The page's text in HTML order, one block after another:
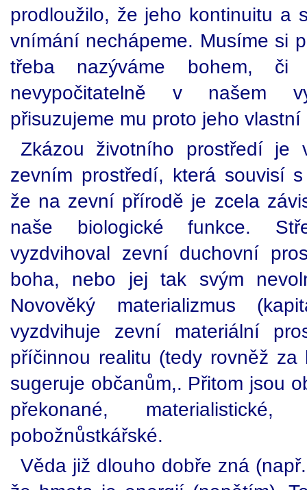
prodloužilo, že jeho kontinuitu a
vnímání nechápeme. Musíme si
třeba nazýváme bohem, či
nevypočitatelně v našem
přisuzujeme mu proto jeho
Zkázou životního prostředí je
zevním prostředí, která souvisí
že na zevní přírodě je zcela
naše biologické funkce.
vyzdvihoval zevní duchovní
boha, nebo jej tak svým
Novověký materializmus
vyzdvihuje zevní materiální
příčinnou realitu (tedy rovněž
sugeruje občanům,. Přitom jsou
překonané,
pobožnůstkářské.
Věda již dlouho dobře zná